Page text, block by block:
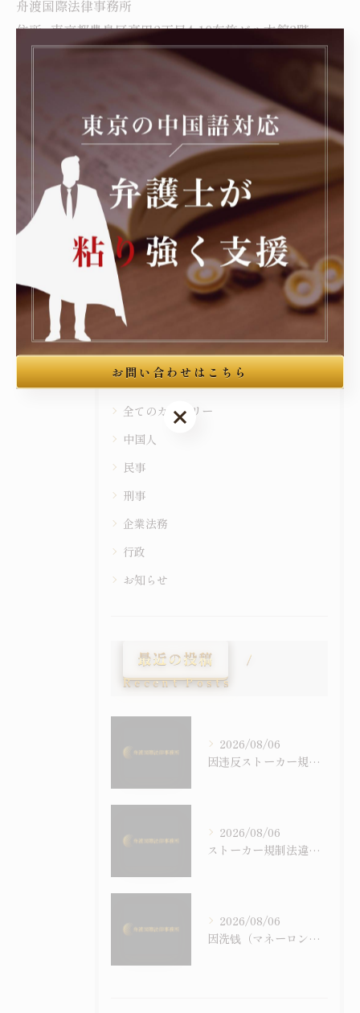
舟渡国際法律事務所
住所 : 東京都豊島区高田3丁目4-10布施ビル本館3階
電話番号 :050-7587-4639
----------------------------------------------------------------------
< 前のページ 一覧に戻る 次のページ >
カテゴリー
Categories
全てのカテゴリー
中国人
民事
刑事
企業法務
行政
お知らせ
最近の投稿
Recent Posts
2026/08/06
因违反ストーカー規制法（跟踪骚扰）被逮捕后会怎样——程序流程、刑罚与通过示谈争取不起诉
2026/08/06
ストーカー規制法違反で逮捕されたらどうなる？逮捕後の流れ・罰則・示談による不起訴の可能性
2026/08/06
因洗钱（マネーロンダリング）・地下钱庄被逮捕时——犯罪收益相关犯罪与外国人的在留风险
お問い合わせはこちら
お問い合わせはこちら